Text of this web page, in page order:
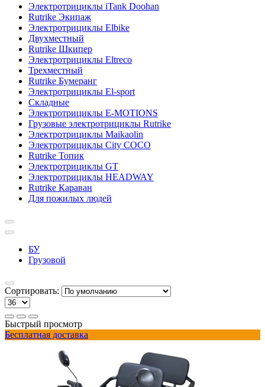
Электротрициклы iTank Doohan
Rutrike Экипаж
Электротрициклы Elbike
Двухместный
Rutrike Шкипер
Электротрициклы Eltreco
Трехместный
Rutrike Бумеранг
Электротрициклы El-sport
Складные
Электротрициклы E-MOTIONS
Грузовые электротрициклы Rutrike
Электротрициклы Maikaolin
Электротрициклы City COCO
Rutrike Топик
Электротрициклы GT
Электротрициклы HEADWAY
Rutrike Караван
Для пожилых людей
БУ
Грузовой
Сортировать:
Быстрый просмотр
Бесплатная доставка